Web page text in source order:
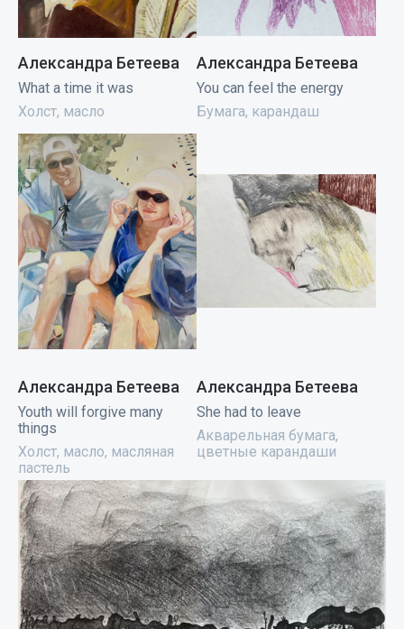
Александра Бетеева
What a time it was
Холст, масло
Александра Бетеева
You can feel the energy
Бумага, карандаш
Александра Бетеева
Youth will forgive many
things
Холст, масло, масляная
пастель
Александра Бетеева
She had to leave
Акварельная бумага,
цветные карандаши